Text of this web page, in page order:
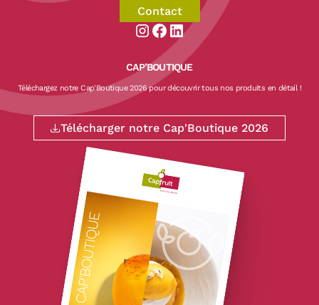
Contact
Aller sur la page instagram de
Aller sur la page facebook de
Aller sur la page linkedin de
CAP’BOUTIQUE
Téléchargez notre Cap'Boutique 2026 pour découvrir tous nos produits en détail !
Télécharger notre Cap'Boutique 2026